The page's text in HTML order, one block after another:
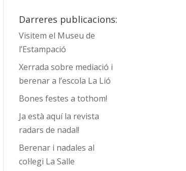
Darreres publicacions:
Visitem el Museu de
l’Estampació
Xerrada sobre mediació i
berenar a l’escola La Lió
Bones festes a tothom!
Ja està aquí la revista
radars de nadal!
Berenar i nadales al
col·legi La Salle